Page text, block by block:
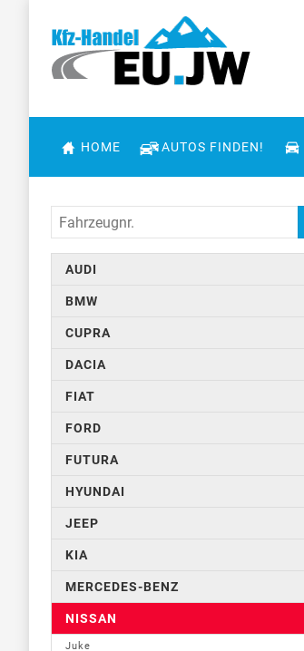
HOME AUTOS FINDEN!
Fahrzeugnr.
AUDI
BMW
CUPRA
DACIA
FIAT
FORD
FUTURA
HYUNDAI
JEEP
KIA
MERCEDES-BENZ
NISSAN
Juke